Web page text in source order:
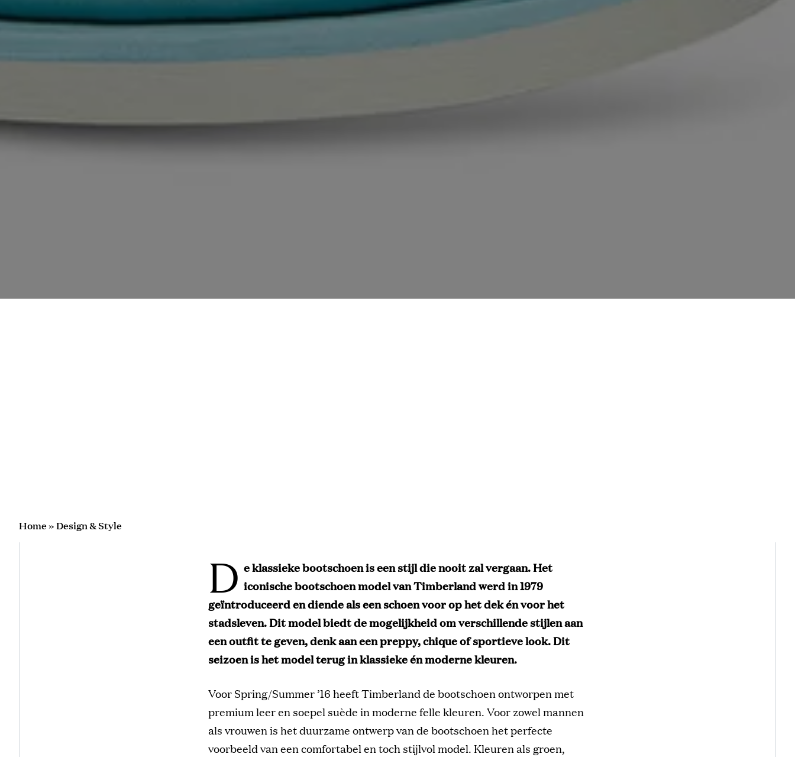
Home»Design & Style
D e klassieke bootschoen is een stijl die nooit zal vergaan. Het
iconische bootschoen model van Timberland werd in 1979
geïntroduceerd en diende als een schoen voor op het dek én voor het
stadsleven. Dit model biedt de mogelijkheid om verschillende stijlen aan
een outfit te geven, denk aan een preppy, chique of sportieve look. Dit
seizoen is het model terug in klassieke én moderne kleuren.
Voor Spring/Summer ’16 heeft Timberland de bootschoen ontworpen met
premium leer en soepel suède in moderne felle kleuren. Voor zowel mannen
als vrouwen is het duurzame ontwerp van de bootschoen het perfecte
voorbeeld van een comfortabel en toch stijlvol model. Kleuren als groen,